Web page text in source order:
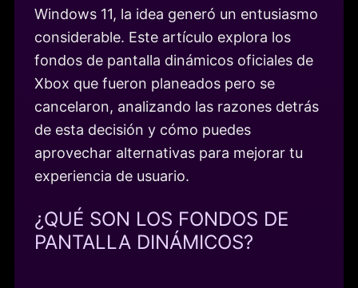
Windows 11, la idea generó un entusiasmo
considerable. Este artículo explora los
fondos de pantalla dinámicos oficiales de
Xbox que fueron planeados pero se
cancelaron, analizando las razones detrás
de esta decisión y cómo puedes
aprovechar alternativas para mejorar tu
experiencia de usuario.
¿QUÉ SON LOS FONDOS DE
PANTALLA DINÁMICOS?